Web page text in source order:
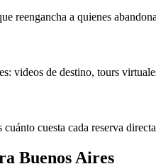
reengancha a quienes
videos de destino, tours
cuesta cada reserva
Buenos Aires